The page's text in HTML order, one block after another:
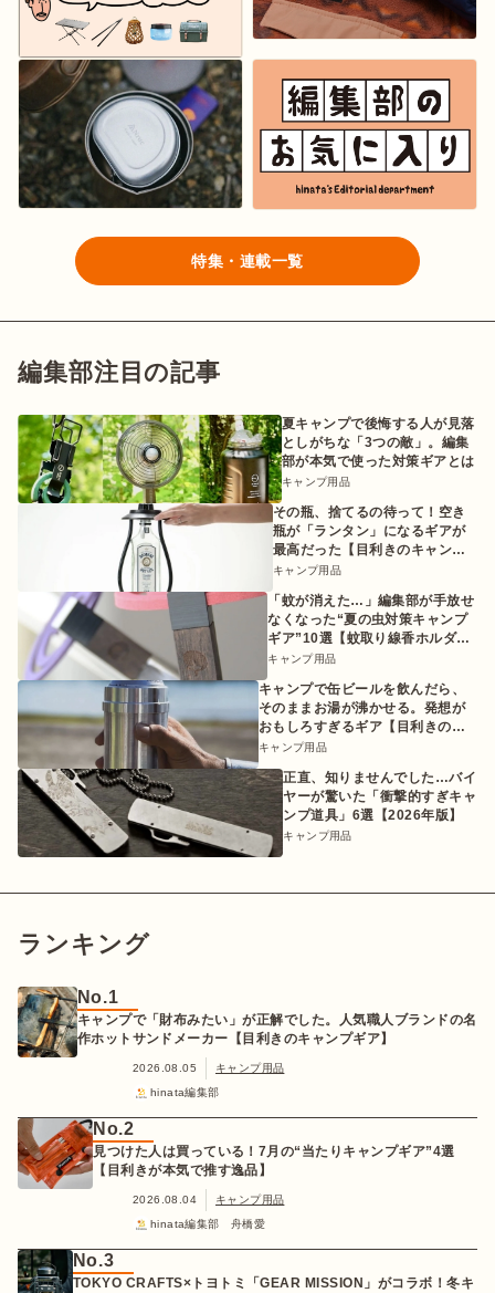
特集・連載一覧
編集部注目の記事
夏キャンプで後悔する人が見落
としがちな「3つの敵」。編集
部が本気で使った対策ギアとは
キャンプ用品
その瓶、捨てるの待って！空き
瓶が「ランタン」になるギアが
最高だった【目利きのキャンプ
ギア】
キャンプ用品
「蚊が消えた…」編集部が手放せ
なくなった“夏の虫対策キャンプ
ギア”10選【蚊取り線香ホルダー
etc.】
キャンプ用品
キャンプで缶ビールを飲んだら、
そのままお湯が沸かせる。発想が
おもしろすぎるギア【目利きのキ
ャンプギア】
キャンプ用品
正直、知りませんでした…バイ
ヤーが驚いた「衝撃的すぎキャ
ンプ道具」6選【2026年版】
キャンプ用品
ランキング
No.1
キャンプで「財布みたい」が正解でした。人気職人ブランドの名
作ホットサンドメーカー【目利きのキャンプギア】
2026.08.05
キャンプ用品
hinata編集部
No.2
見つけた人は買っている！7月の“当たりキャンプギア”4選
【目利きが本気で推す逸品】
2026.08.04
キャンプ用品
hinata編集部 舟橋愛
No.3
TOKYO CRAFTS×トヨトミ「GEAR MISSION」がコラボ！冬キ